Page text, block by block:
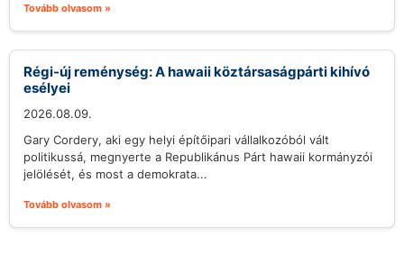
Tovább olvasom »
Régi-új reménység: A hawaii köztársaságpárti kihívó
esélyei
2026.08.09.
Gary Cordery, aki egy helyi építőipari vállalkozóból vált
politikussá, megnyerte a Republikánus Párt hawaii kormányzói
jelölését, és most a demokrata...
Tovább olvasom »